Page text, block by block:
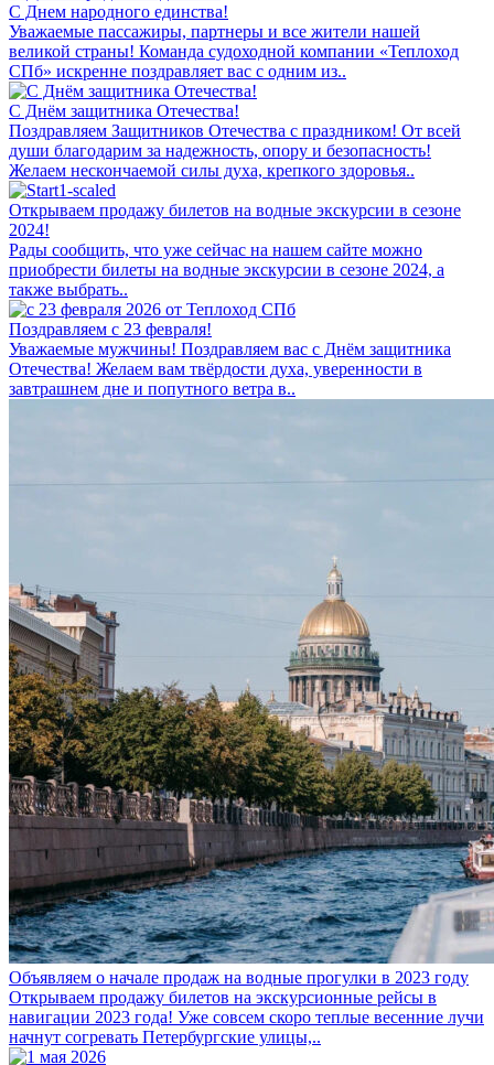
С Днем народного единства!
Уважаемые пассажиры, партнеры и все жители нашей
великой страны! Команда судоходной компании «Теплоход
СПб» искренне поздравляет вас с одним из..
С Днём защитника Отечества!
Поздравляем Защитников Отечества с праздником! От всей
души благодарим за надежность, опору и безопасность!
Желаем нескончаемой силы духа, крепкого здоровья..
Открываем продажу билетов на водные экскурсии в сезоне
2024!
Рады сообщить, что уже сейчас на нашем сайте можно
приобрести билеты на водные экскурсии в сезоне 2024, а
также выбрать..
Поздравляем с 23 февраля!
Уважаемые мужчины! Поздравляем вас с Днём защитника
Отечества! Желаем вам твёрдости духа, уверенности в
завтрашнем дне и попутного ветра в..
Объявляем о начале продаж на водные прогулки в 2023 году
Открываем продажу билетов на экскурсионные рейсы в
навигации 2023 года! Уже совсем скоро теплые весенние лучи
начнут согревать Петербургские улицы,..